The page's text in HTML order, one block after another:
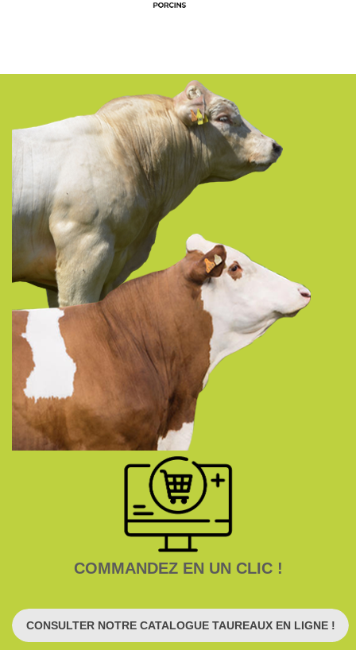
COMMANDEZ EN UN CLIC !
CONSULTER NOTRE CATALOGUE TAUREAUX EN LIGNE !